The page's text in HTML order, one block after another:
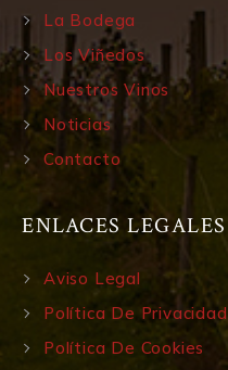
La Bodega
Los Viñedos
Nuestros Vinos
Noticias
Contacto
ENLACES LEGALES
Aviso Legal
Política De Privacidad
Política De Cookies